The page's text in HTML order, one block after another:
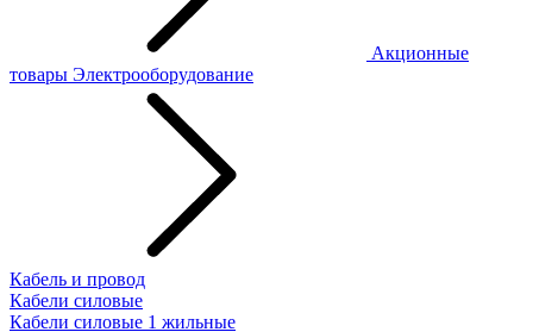
Акционные
товары Электрооборудование
Кабель и провод
Кабели силовые
Кабели силовые 1 жильные